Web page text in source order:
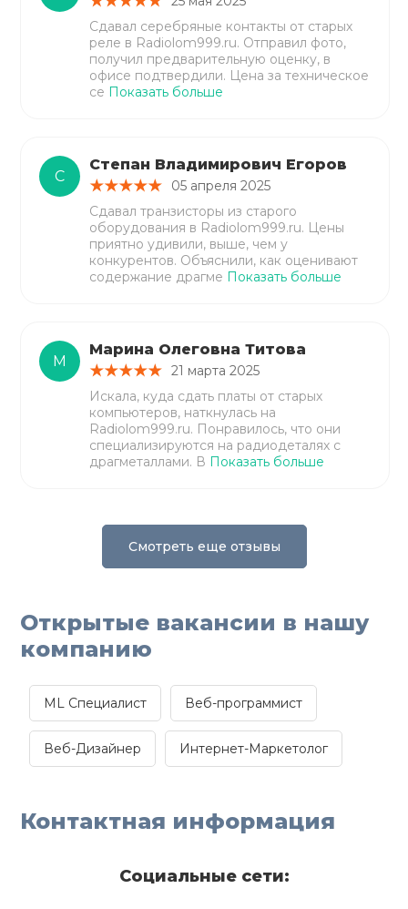
Сдавал серебряные контакты от старых
реле в Radiolom999.ru. Отправил фото,
получил предварительную оценку, в
офисе подтвердили. Цена за техническое
се Показать больше
С
Степан Владимирович Егоров
05 апреля 2025
Сдавал транзисторы из старого
оборудования в Radiolom999.ru. Цены
приятно удивили, выше, чем у
конкурентов. Объяснили, как оценивают
содержание драгме Показать больше
М
Марина Олеговна Титова
21 марта 2025
Искала, куда сдать платы от старых
компьютеров, наткнулась на
Radiolom999.ru. Понравилось, что они
специализируются на радиодеталях с
драгметаллами. В Показать больше
Смотреть еще отзывы
Открытые вакансии в нашу
компанию
ML Специалист Веб-программист
Веб-Дизайнер Интернет-Маркетолог
Контактная информация
Социальные сети: